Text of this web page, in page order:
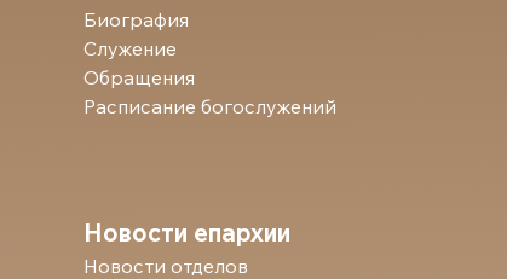
Биография
Служение
Обращения
Расписание богослужений
Новости епархии
Новости отделов